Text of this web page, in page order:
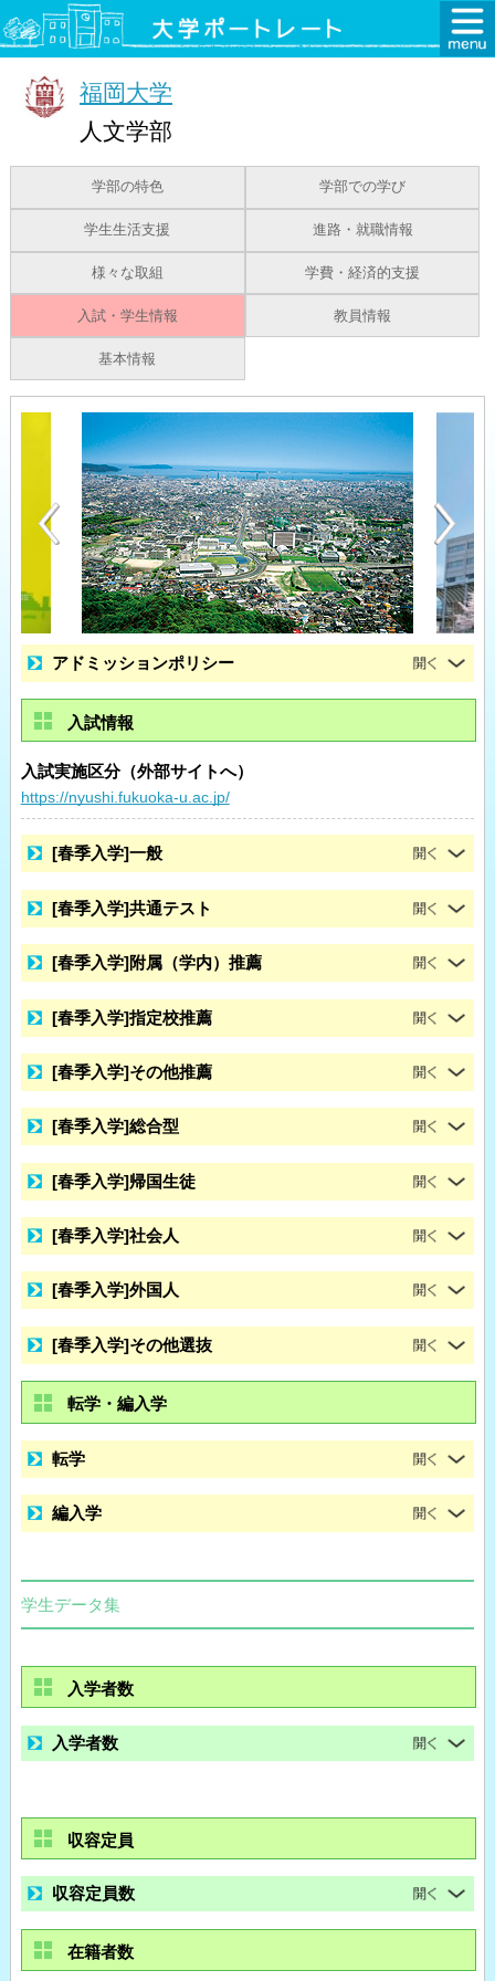
福岡大学
人文学部
学部の特色 学部での学び
学生生活支援 進路・就職情報
様々な取組 学費・経済的支援
入試・学生情報 教員情報
基本情報
アドミッションポリシー
入試情報
入試実施区分（外部サイトへ）
https://nyushi.fukuoka-u.ac.jp/
[春季入学]一般
[春季入学]共通テスト
[春季入学]附属（学内）推薦
[春季入学]指定校推薦
[春季入学]その他推薦
[春季入学]総合型
[春季入学]帰国生徒
[春季入学]社会人
[春季入学]外国人
[春季入学]その他選抜
転学・編入学
転学
編入学
学生データ集
入学者数
入学者数
収容定員
収容定員数
在籍者数